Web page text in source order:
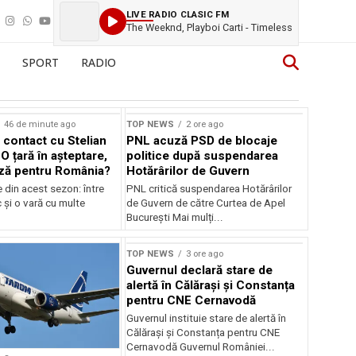
LIVE RADIO CLASIC FM
The Weeknd, Playboi Carti - Timeless
SPORT RADIO
46 de minute ago
contact cu Stelian
țară în așteptare,
pentru România?
din acest sezon: între
o vară cu multe
TOP NEWS 2 ore ago
PNL acuză PSD de blocaje
politice după suspendarea
Hotărârilor de Guvern
PNL critică suspendarea Hotărârilor
de Guvern de către Curtea de Apel
București Mai mulți...
TOP NEWS 3 ore ago
Guvernul declară stare de
alertă în Călărași și Constanța
pentru CNE Cernavodă
Guvernul instituie stare de alertă în
Călărași și Constanța pentru CNE
Cernavodă Guvernul României...